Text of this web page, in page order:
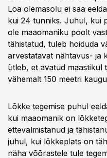
Loa olemasolu ei saa
kui 24 tunniks. Juhul, kui
ole maaomaniku poolt
tähistatud, tuleb hoiduda
arvestatavat nähtavus- ja
ütleb, et avatud maastikul
vähemalt 150 meetri
Lõkke tegemise puhul
kui maaomanik on
ettevalmistanud ja
juhul, kui lõkkeplats on
näha võõrastele tule